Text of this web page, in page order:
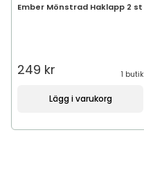
Ember Mönstrad Haklapp 2 st
249 kr 1 butik
Lägg i varukorg